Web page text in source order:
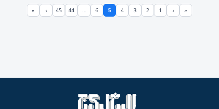
«
‹
1
2
3
4
5
6
...
44
45
›
»